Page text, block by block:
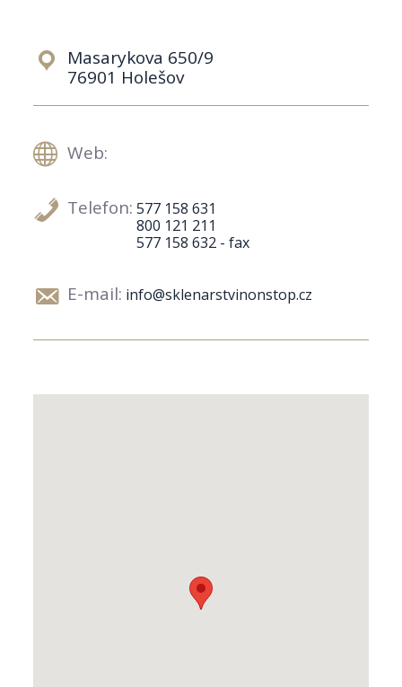
Masarykova 650/9
76901 Holešov
Web:
Telefon: 577 158 631
800 121 211
577 158 632 - fax
E-mail: info@sklenarstvinonstop.cz